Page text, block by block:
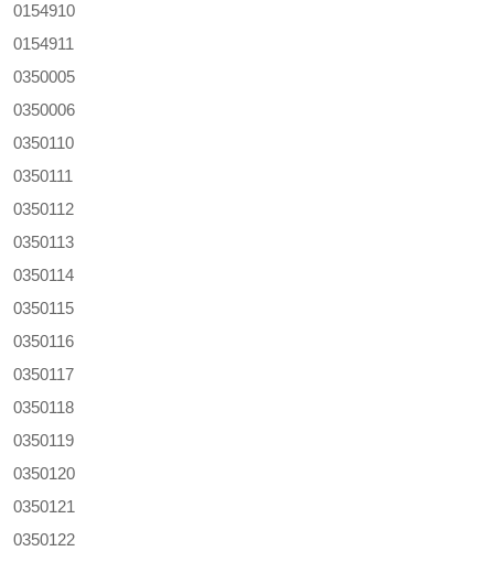
0154910
0154911
0350005
0350006
0350110
0350111
0350112
0350113
0350114
0350115
0350116
0350117
0350118
0350119
0350120
0350121
0350122